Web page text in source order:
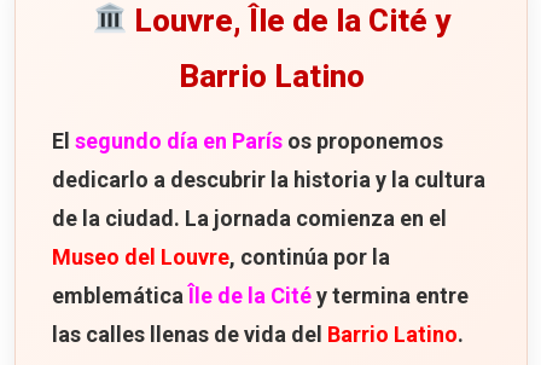
Louvre, Île de la Cité y
Barrio Latino
El segundo día en París os proponemos
dedicarlo a descubrir la historia y la cultura
de la ciudad. La jornada comienza en el
Museo del Louvre, continúa por la
emblemáticaÎle de la Citéy termina entre
las calles llenas de vida del Barrio Latino.